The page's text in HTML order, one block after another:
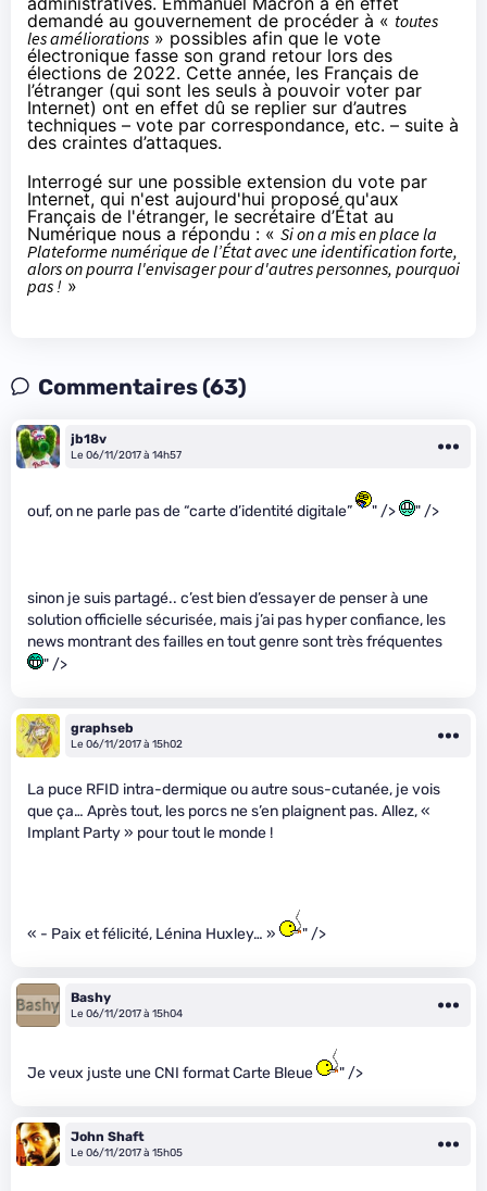
demandé au gouvernement de procéder à « toutes
les améliorations » possibles afin que le vote
électronique fasse son grand retour lors des
élections de 2022. Cette année, les Français de
l’étranger (qui sont les seuls à pouvoir voter par
Internet) ont en effet dû se replier sur d’autres
techniques – vote par correspondance, etc. – suite à
des craintes d’attaques.
Interrogé sur une possible extension du vote par
Internet, qui n'est aujourd'hui proposé qu'aux
Français de l'étranger, le secrétaire d’État au
Numérique nous a répondu : « Si on a mis en place la
Plateforme numérique de l’État avec une identification forte,
alors on pourra l'envisager pour d'autres personnes, pourquoi
pas ! »
Commentaires (63)
jb18v
Le 06/11/2017 à 14h57
ouf, on ne parle pas de “carte d’identité digitale” " /> " />
sinon je suis partagé.. c’est bien d’essayer de penser à une
solution officielle sécurisée, mais j’ai pas hyper confiance, les
news montrant des failles en tout genre sont très fréquentes
" />
graphseb
Le 06/11/2017 à 15h02
La puce RFID intra-dermique ou autre sous-cutanée, je vois
que ça… Après tout, les porcs ne s’en plaignent pas. Allez, «
Implant Party » pour tout le monde !
« - Paix et félicité, Lénina Huxley… » " />
Bashy
Le 06/11/2017 à 15h04
Je veux juste une CNI format Carte Bleue " />
John Shaft
Le 06/11/2017 à 15h05